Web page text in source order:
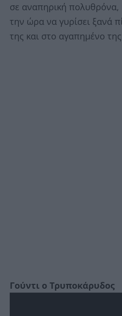
σε αναπηρική πολυθρόνα,
την ώρα να γυρίσει ξανά
της και στο αγαπημένο
Γούντι ο Τρυποκάρυδος